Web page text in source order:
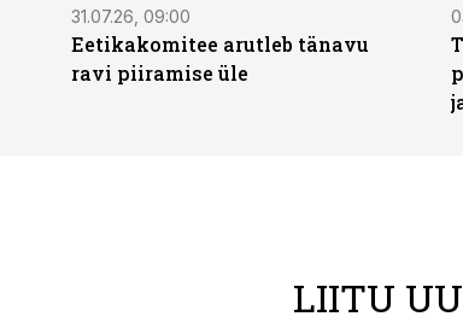
31.07.26, 09:00
Eetikakomitee arutleb tänavu
ravi piiramise üle
LIITU